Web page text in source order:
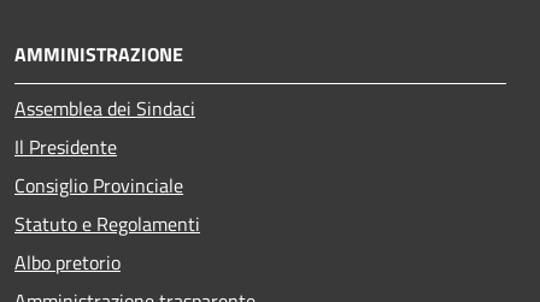
AMMINISTRAZIONE
Assemblea dei Sindaci
Il Presidente
Consiglio Provinciale
Statuto e Regolamenti
Albo pretorio